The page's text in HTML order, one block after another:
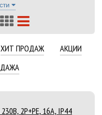
ХИТ ПРОДАЖ
АКЦИИ
2P+PE, 16A, IP44